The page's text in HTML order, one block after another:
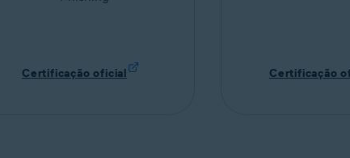
Certificação oficial Certificação